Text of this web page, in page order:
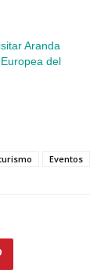
Aranda
del
Eventos